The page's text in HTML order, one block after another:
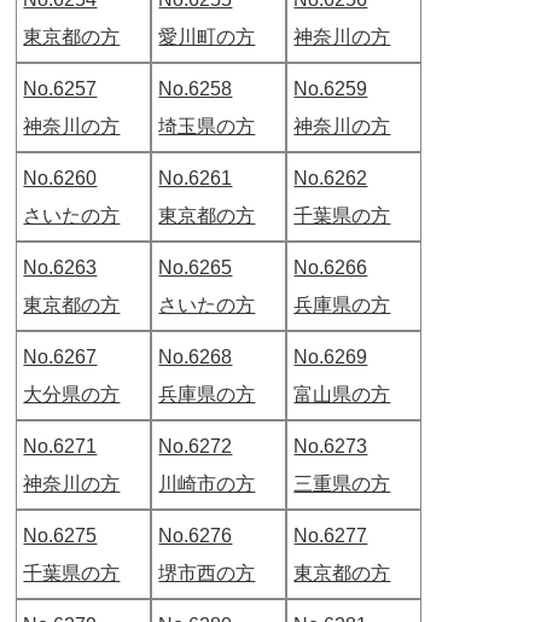
東京都の方
愛川町の方
神奈川の方
No.6257
神奈川の方
No.6258
埼玉県の方
No.6259
神奈川の方
No.6260
さいたの方
No.6261
東京都の方
No.6262
千葉県の方
No.6263
東京都の方
No.6265
さいたの方
No.6266
兵庫県の方
No.6267
大分県の方
No.6268
兵庫県の方
No.6269
富山県の方
No.6271
神奈川の方
No.6272
川崎市の方
No.6273
三重県の方
No.6275
千葉県の方
No.6276
堺市西の方
No.6277
東京都の方